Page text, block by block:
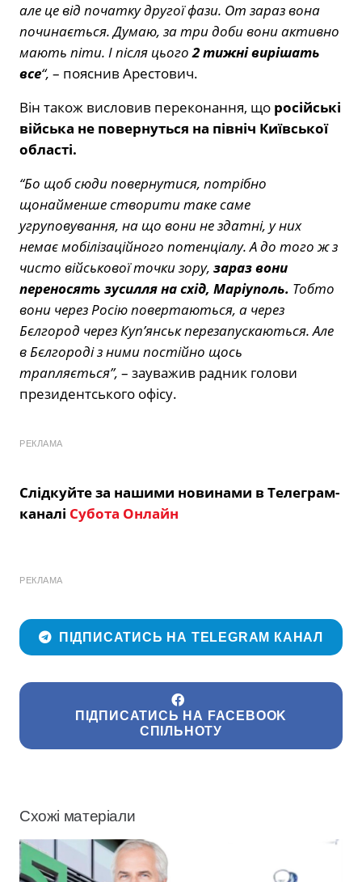
але це від початку другої фази. От зараз вона
починається. Думаю, за три доби вони активно
мають піти. І після цього2 тижні вирішать
все“, – пояснив Арестович.
Він також висловив переконання, що російські
війська не повернуться на північ Київської
області.
“Бо щоб сюди повернутися, потрібно
щонайменше створити таке саме
угруповування, на що вони не здатні, у них
немає мобілізаційного потенціалу. А до того ж з
чисто військової точки зору, зараз вони
переносять зусилля на схід, Маріуполь. Тобто
вони через Росію повертаються, а через
Бєлгород через Куп’янськ перезапускаються. Але
в Бєлгороді з ними постійно щось
трапляється”, – зауважив радник голови
президентського офісу.
РЕКЛАМА
Слідкуйте за нашими новинами в Телеграм-
каналі Субота Онлайн
РЕКЛАМА
ПІДПИСАТИСЬ НА TELEGRAM КАНАЛ
ПІДПИСАТИСЬ НА FACEBOOK
СПІЛЬНОТУ
Схожі матеріали